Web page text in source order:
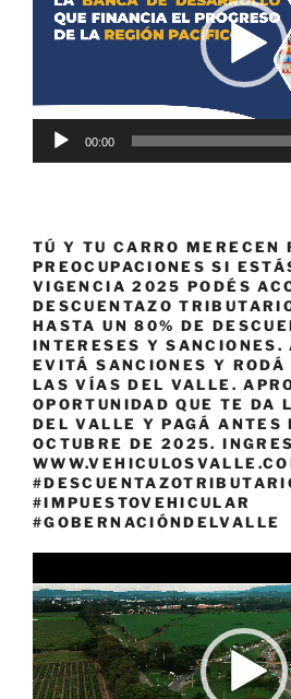
00:00
TÚ Y TU CARRO MERECEN
PREOCUPACIONES SI
VIGENCIA 2025 PODÉS
DESCUENTAZO
HASTA UN 80% DE
INTERESES Y SANCIONES.
EVITÁ SANCIONES Y RODÁ
LAS VÍAS DEL VALLE.
OPORTUNIDAD QUE TE DA
DEL VALLE Y PAGÁ ANTES
OCTUBRE DE 2025.
#IMPUESTOVEHICULAR
#GOBERNACIÓNDELVALLE
de
vídeo